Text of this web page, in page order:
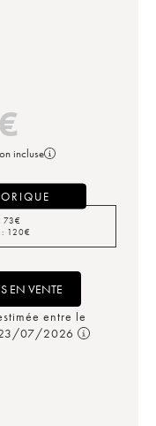
incluse
73€
120€
EN VENTE
entre le
07/2026